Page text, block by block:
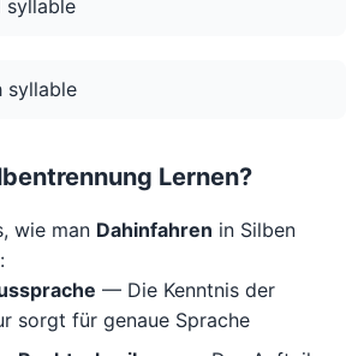
Lernen?
wie man Dahinfahren in Silben
— Die Kenntnis der
sorgt für genaue Sprache